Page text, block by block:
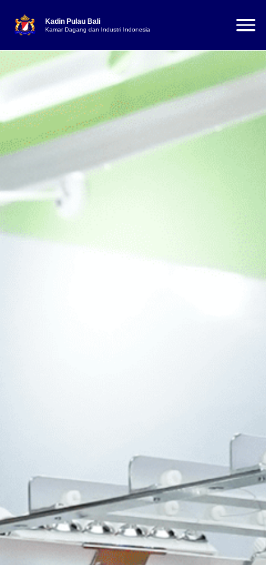
Kadin Pulau Bali
Kamar Dagang dan Industri Indonesia